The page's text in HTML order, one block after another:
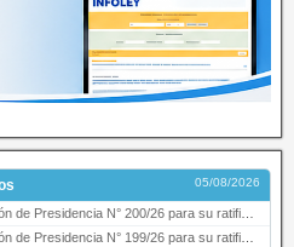
05/08/2026
Presidencia N° 200/26 para su ratificación.
Presidencia N° 199/26 para su ratificación.